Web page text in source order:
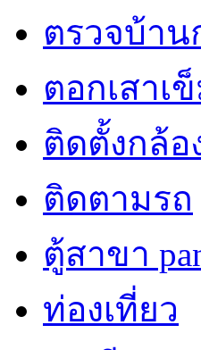
ตรวจบ้า
ตอกเสาเ
ติดตั้งกล้อ
ติดตามรถ
ตู้สาขา
ท่องเที่ยว